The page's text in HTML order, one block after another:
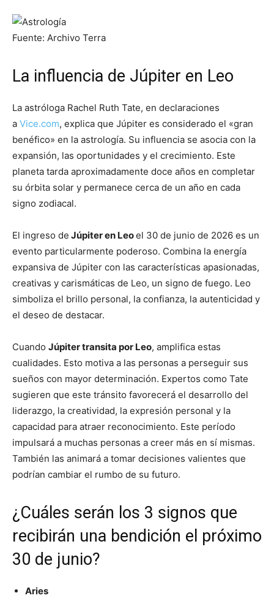
Fuente: Archivo Terra
La influencia de Júpiter en Leo
La astróloga Rachel Ruth Tate, en declaraciones
a Vice.com, explica que Júpiter es considerado el «gran
benéfico» en la astrología. Su influencia se asocia con la
expansión, las oportunidades y el crecimiento. Este
planeta tarda aproximadamente doce años en completar
su órbita solar y permanece cerca de un año en cada
signo zodiacal.
El ingreso de Júpiter en Leoel 30 de junio de 2026 es un
evento particularmente poderoso. Combina la energía
expansiva de Júpiter con las características apasionadas,
creativas y carismáticas de Leo, un signo de fuego. Leo
simboliza el brillo personal, la confianza, la autenticidad y
el deseo de destacar.
Cuando Júpiter transita por Leo, amplifica estas
cualidades. Esto motiva a las personas a perseguir sus
sueños con mayor determinación. Expertos como Tate
sugieren que este tránsito favorecerá el desarrollo del
liderazgo, la creatividad, la expresión personal y la
capacidad para atraer reconocimiento. Este período
impulsará a muchas personas a creer más en sí mismas.
También las animará a tomar decisiones valientes que
podrían cambiar el rumbo de su futuro.
¿Cuáles serán los 3 signos que
recibirán una bendición el próximo
30 de junio?
Aries